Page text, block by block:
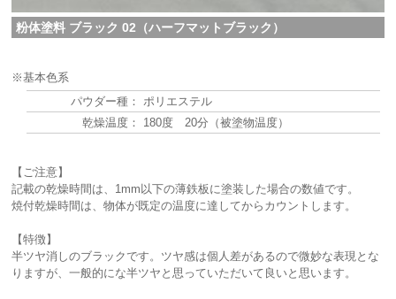
粉体塗料 ブラック 02（ハーフマットブラック）
※基本色系
パウダー種：
ポリエステル
乾燥温度：
180度 20分（被塗物温度）
【ご注意】
記載の乾燥時間は、1mm以下の薄鉄板に塗装した場合の数値です。
焼付乾燥時間は、物体が既定の温度に達してからカウントします。
【特徴】
半ツヤ消しのブラックです。ツヤ感は個人差があるので微妙な表現とな
りますが、一般的にな半ツヤと思っていただいて良いと思います。